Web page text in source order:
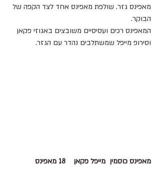
מאפינס גזר. שולפת מאפינס אחד לצד הקפה של
הבוקר.
המאפינס רכים ועסיסיים משובצים באגוזי פקאן
וסירופ מייפל שמשתלבים נהדר עם הגזר.
מאפינס כוסמין  מייפל פקאן    18 מאפינס